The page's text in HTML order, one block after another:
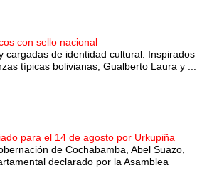
con sello nacional
cargadas de identidad cultural. Inspirados
típicas bolivianas, Gualberto Laura y ...
para el 14 de agosto por Urkupiña
de Cochabamba, Abel Suazo,
declarado por la Asamblea